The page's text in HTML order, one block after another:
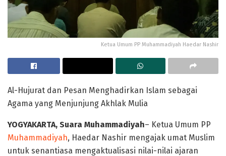
Ketua Umum PP Muhammadiyah Haedar Nashir
Al-Hujurat dan Pesan Menghadirkan Islam sebagai
Agama yang Menjunjung Akhlak Mulia
YOGYAKARTA, Suara Muhammadiyah– Ketua Umum PP
Muhammadiyah, Haedar Nashir mengajak umat Muslim
untuk senantiasa mengaktualisasi nilai-nilai ajaran